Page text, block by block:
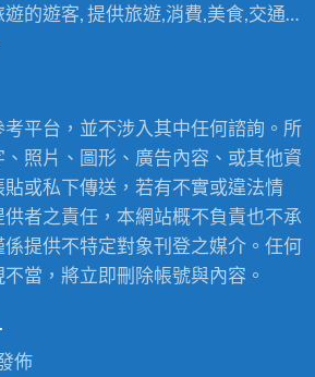
的遊客, 提供旅遊,消費,美食,交通…
平台，並不涉入其中任何諮詢。所
照片、圖形、廣告內容、或其他資
或私下傳送，若有不實或違法情
者之責任，本網站概不負責也不承
提供不特定對象刊登之媒介。任何
當，將立即刪除帳號與內容。
佈